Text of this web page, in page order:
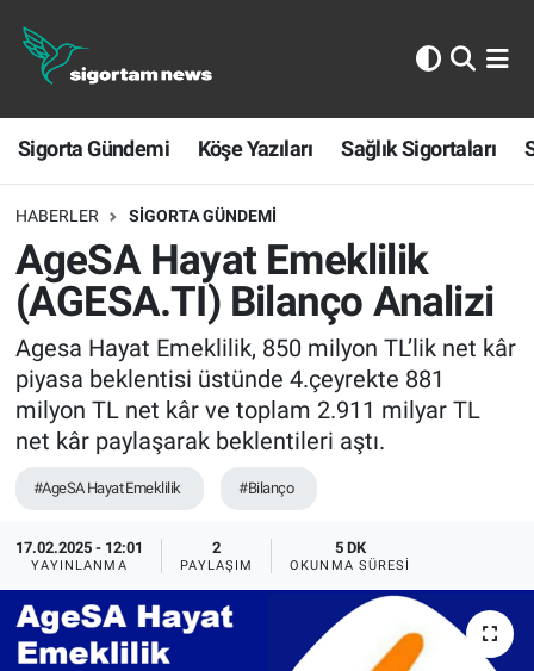
Sigorta Gündemi Köşe Yazıları Sağlık Sigortaları
HABERLER SIGORTA GÜNDEMI
AgeSA Hayat Emeklilik
(AGESA.TI) Bilanço Analizi
Agesa Hayat Emeklilik, 850 milyon TL’lik net kâr
piyasa beklentisi üstünde 4.çeyrekte 881
milyon TL net kâr ve toplam 2.911 milyar TL
net kâr paylaşarak beklentileri aştı.
#AgeSA Hayat Emeklilik #Bilanço
17.02.2025 - 12:01
YAYINLANMA
2
PAYLAŞIM
5 DK
OKUNMA SÜRESI
Sigorta Gündemi
Köşe Yazıları
Sağlık Sigortaları
Sporun Sigortası
Ekonomi